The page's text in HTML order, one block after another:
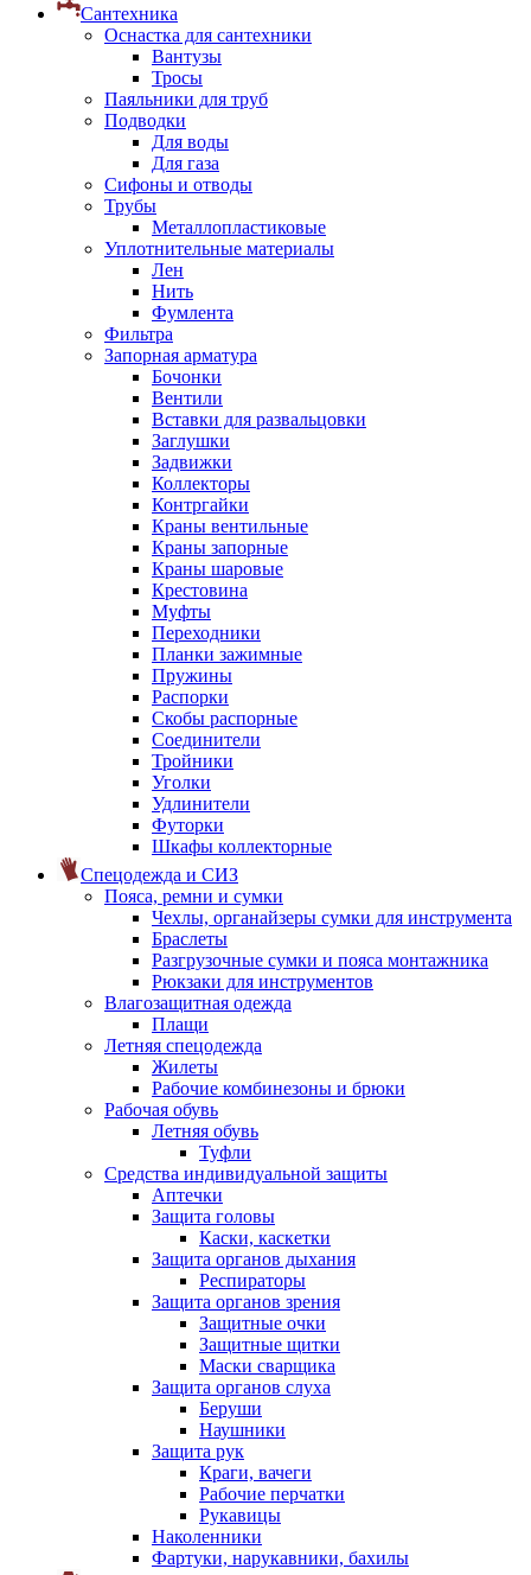
Сантехника
Оснастка для сантехники
Вантузы
Тросы
Паяльники для труб
Подводки
Для воды
Для газа
Сифоны и отводы
Трубы
Металлопластиковые
Уплотнительные материалы
Лен
Нить
Фумлента
Фильтра
Запорная арматура
Бочонки
Вентили
Вставки для развальцовки
Заглушки
Задвижки
Коллекторы
Контргайки
Краны вентильные
Краны запорные
Краны шаровые
Крестовина
Муфты
Переходники
Планки зажимные
Пружины
Распорки
Скобы распорные
Соединители
Тройники
Уголки
Удлинители
Футорки
Шкафы коллекторные
Спецодежда и СИЗ
Пояса, ремни и сумки
Чехлы, органайзеры сумки для инструмента
Браслеты
Разгрузочные сумки и пояса монтажника
Рюкзаки для инструментов
Влагозащитная одежда
Плащи
Летняя спецодежда
Жилеты
Рабочие комбинезоны и брюки
Рабочая обувь
Летняя обувь
Туфли
Средства индивидуальной защиты
Аптечки
Защита головы
Каски, каскетки
Защита органов дыхания
Респираторы
Защита органов зрения
Защитные очки
Защитные щитки
Маски сварщика
Защита органов слуха
Беруши
Наушники
Защита рук
Краги, вачеги
Рабочие перчатки
Рукавицы
Наколенники
Фартуки, нарукавники, бахилы